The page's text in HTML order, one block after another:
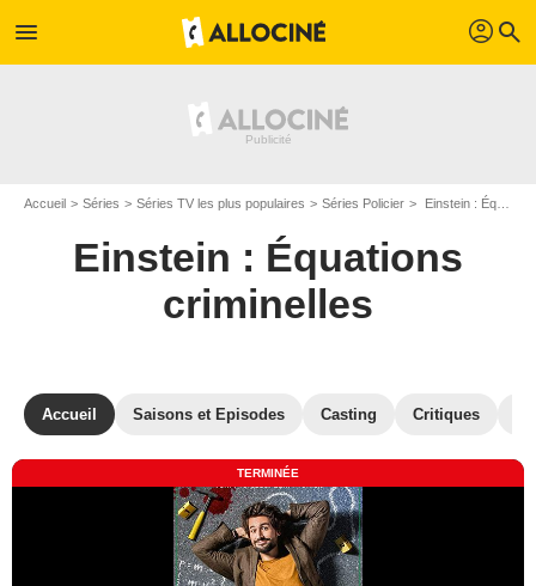
menu profil search
Accueil Séries Séries TV les plus populaires Séries Policier Einstein : Équations criminelles
Einstein : Équations
criminelles
Accueil Saisons et Episodes Casting Critiques
TERMINÉE